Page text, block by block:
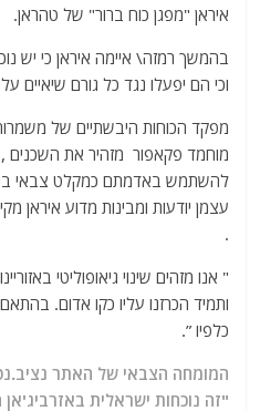
איראן "מפגן כוח ברור" של טהראן.
בהמשך רמזה\ איימה איראן כי יש
וכי הם יפעלו נגד כל גורם שיאיים
מפקד הכוחות היבשתיים של
מוחמד פקאפור מזהיר את
להשתמש באדמתם כמקלט צבאי
עצמן יודעות ומבינות מדוע איראן
.
" אנו מזהים שינוי גיאופוליטי
ותמיד הכרזנו עליו כקו אדום.
כלפיו ”.
המומחה הצבאי של האתר
"זה נוכחות ישראלית באזרביג'אן